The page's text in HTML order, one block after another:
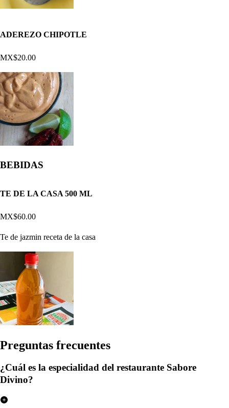
ADEREZO CHIPOTLE
MX$20.00
BEBIDAS
TE DE LA CASA 500 ML
MX$60.00
Te de jazmin receta de la casa
Preguntas frecuentes
¿Cuál es la especialidad del restaurante Sabore
Divino?